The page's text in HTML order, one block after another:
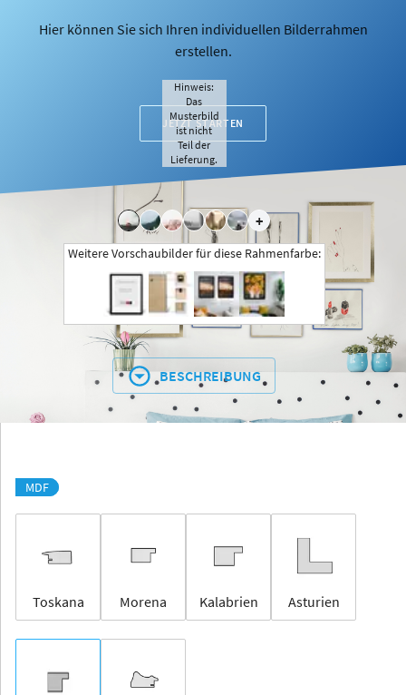
Hier können Sie sich Ihren individuellen Bilderrahmen
erstellen.
JETZT STARTEN
+
Hinweis:
Das
Musterbild
ist nicht
Teil der
Lieferung.
Weitere Vorschaubilder für diese Rahmenfarbe:
BESCHREIBUNG
MDF
Toskana Morena Kalabrien Asturien